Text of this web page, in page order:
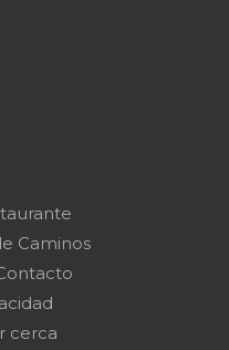
Caminos
cerca